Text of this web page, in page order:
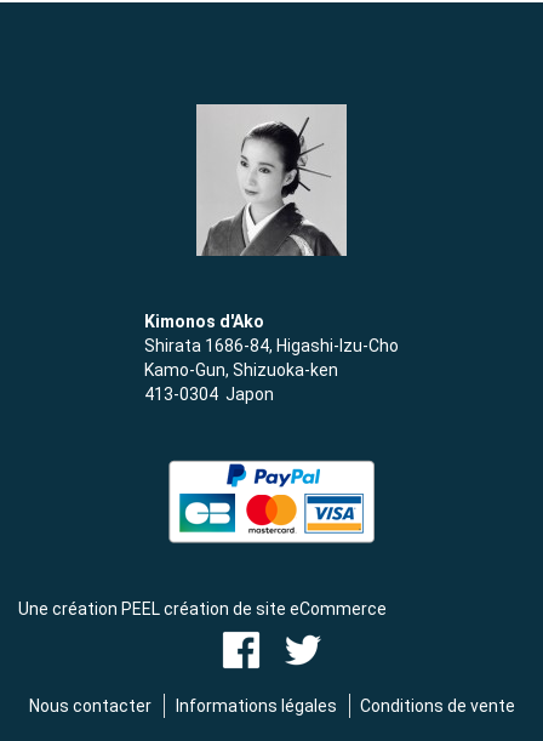
Kimonos d'Ako
Shirata 1686-84, Higashi-Izu-Cho
Kamo-Gun, Shizuoka-ken
413-0304 Japon
Une création PEEL création de site eCommerce
Nous contacter Informations légales Conditions de vente